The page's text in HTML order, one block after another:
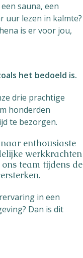
sauna, een
uur lezen in kalmte?
is er voor jou,
het bedoeld is.
drie prachtige
honderden
te bezorgen.
enthousiaste
werkkrachten
team tijdens de
in een
Dan is dit